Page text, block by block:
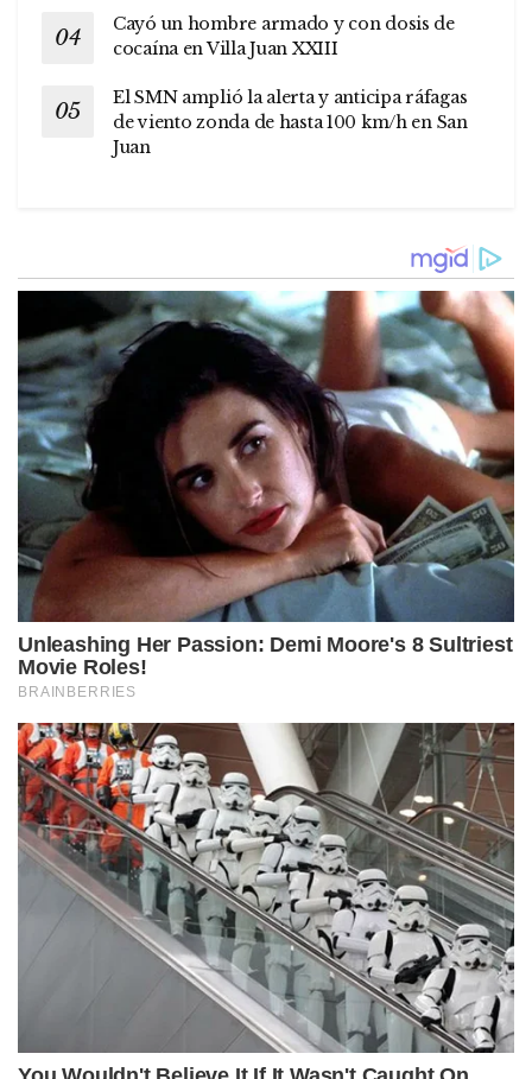
Cayó un hombre armado y con dosis de
cocaína en Villa Juan XXIII
El SMN amplió la alerta y anticipa ráfagas
de viento zonda de hasta 100 km/h en San
Juan